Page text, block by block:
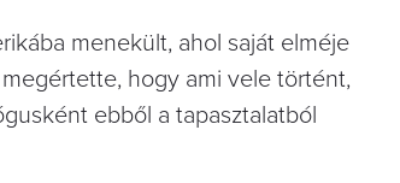
menekült, ahol saját elméje
hogy ami vele történt,
ebből a tapasztalatból